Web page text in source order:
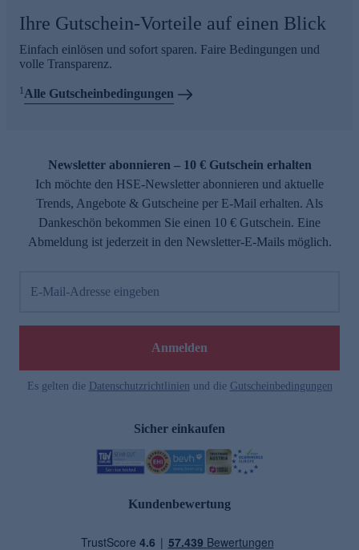
Ihre Gutschein-Vorteile auf einen Blick
Einfach einlösen und sofort sparen. Faire Bedingungen und
volle Transparenz.
1Alle Gutscheinbedingungen
Newsletter abonnieren – 10 € Gutschein erhalten
Ich möchte den HSE-Newsletter abonnieren und aktuelle
Trends, Angebote & Gutscheine per E-Mail erhalten. Als
Dankeschön bekommen Sie einen 10 € Gutschein. Eine
Abmeldung ist jederzeit in den Newsletter-E-Mails möglich.
E-Mail-Adresse eingeben
Anmelden
Es gelten die Datenschutzrichtlinien und die Gutscheinbedingungen
Sicher einkaufen
Kundenbewertung